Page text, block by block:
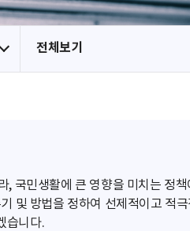
전체보기
국민생활에 큰 영향을 미치는 정
및 방법을 정하여 선제적이고 적
습니다.